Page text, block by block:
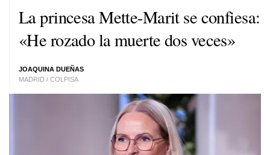
La princesa Mette-Marit se confiesa:
«He rozado la muerte dos veces»
JOAQUINA DUEÑAS
MADRID / COLPISA